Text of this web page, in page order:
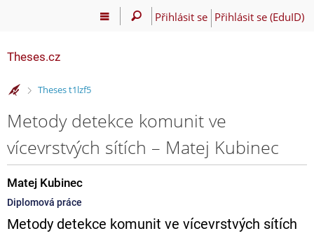
Přihlásit se Přihlásit se (EduID)
Theses.cz
>
Theses t1lzf5
Metody detekce komunit ve
vícevrstvých sítích – Matej Kubinec
Matej Kubinec
Diplomová práce
Metody detekce komunit ve vícevrstvých sítích